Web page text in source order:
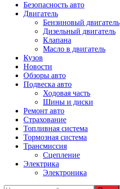
Безопасность авто
Двигатель
Бензиновый двигатель
Дизельный двигатель
Клапана
Масло в двигатель
Кузов
Новости
Обзоры авто
Подвеска авто
Ходовая часть
Шины и диски
Ремонт авто
Страхование
Топливная система
Тормозная система
Трансмиссия
Сцепление
Электрика
Электроника